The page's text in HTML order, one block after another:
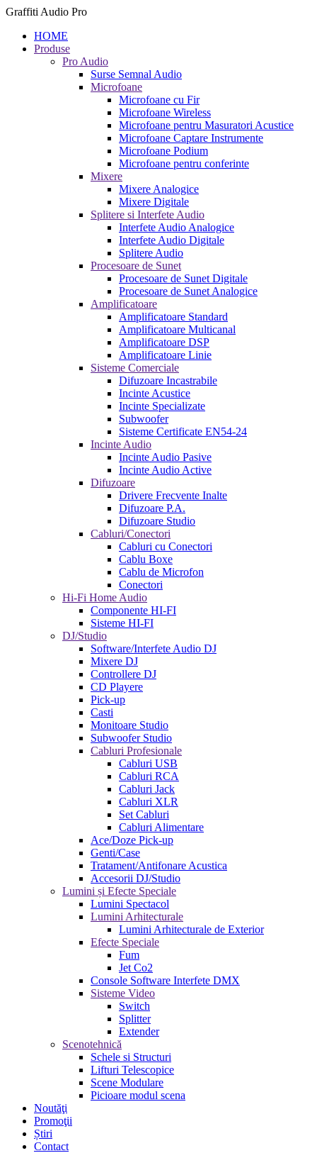
Graffiti Audio Pro
HOME
Produse
Pro Audio
Surse Semnal Audio
Microfoane
Microfoane cu Fir
Microfoane Wireless
Microfoane pentru Masuratori Acustice
Microfoane Captare Instrumente
Microfoane Podium
Microfoane pentru conferinte
Mixere
Mixere Analogice
Mixere Digitale
Splitere si Interfete Audio
Interfete Audio Analogice
Interfete Audio Digitale
Splitere Audio
Procesoare de Sunet
Procesoare de Sunet Digitale
Procesoare de Sunet Analogice
Amplificatoare
Amplificatoare Standard
Amplificatoare Multicanal
Amplificatoare DSP
Amplificatoare Linie
Sisteme Comerciale
Difuzoare Incastrabile
Incinte Acustice
Incinte Specializate
Subwoofer
Sisteme Certificate EN54-24
Incinte Audio
Incinte Audio Pasive
Incinte Audio Active
Difuzoare
Drivere Frecvente Inalte
Difuzoare P.A.
Difuzoare Studio
Cabluri/Conectori
Cabluri cu Conectori
Cablu Boxe
Cablu de Microfon
Conectori
Hi-Fi Home Audio
Componente HI-FI
Sisteme HI-FI
DJ/Studio
Software/Interfete Audio DJ
Mixere DJ
Controllere DJ
CD Playere
Pick-up
Casti
Monitoare Studio
Subwoofer Studio
Cabluri Profesionale
Cabluri USB
Cabluri RCA
Cabluri Jack
Cabluri XLR
Set Cabluri
Cabluri Alimentare
Ace/Doze Pick-up
Genti/Case
Tratament/Antifonare Acustica
Accesorii DJ/Studio
Lumini și Efecte Speciale
Lumini Spectacol
Lumini Arhitecturale
Lumini Arhitecturale de Exterior
Efecte Speciale
Fum
Jet Co2
Console Software Interfete DMX
Sisteme Video
Switch
Splitter
Extender
Scenotehnică
Schele si Structuri
Lifturi Telescopice
Scene Modulare
Picioare modul scena
Noutăţi
Promoţii
Știri
Contact